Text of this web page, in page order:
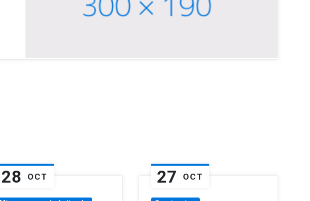
28 OCT 27 OCT